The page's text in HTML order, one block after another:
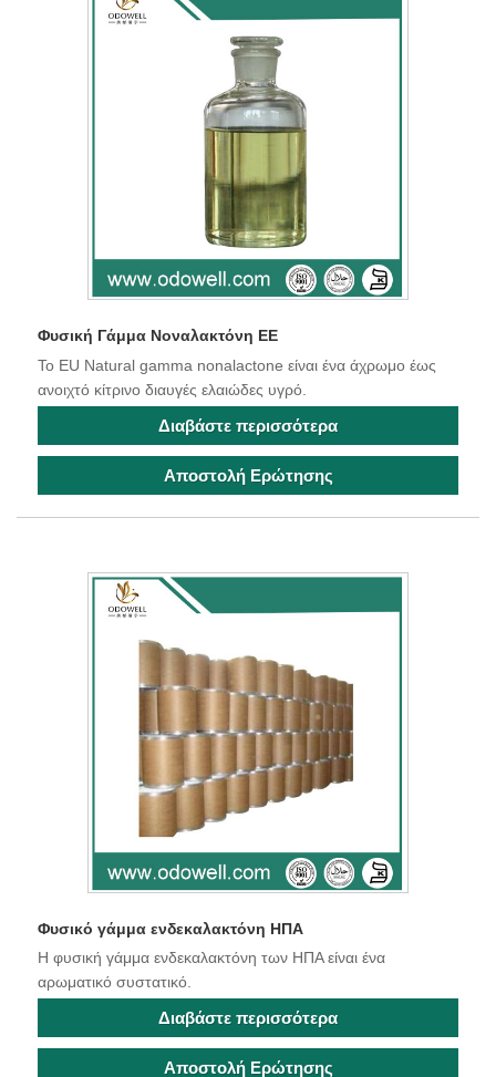
Φυσική Γάμμα Νοναλακτόνη ΕΕ
Το EU Natural gamma nonalactone είναι ένα άχρωμο έως
ανοιχτό κίτρινο διαυγές ελαιώδες υγρό.
Διαβάστε περισσότερα
Αποστολή Ερώτησης
Φυσικό γάμμα ενδεκαλακτόνη ΗΠΑ
Η φυσική γάμμα ενδεκαλακτόνη των ΗΠΑ είναι ένα
αρωματικό συστατικό.
Διαβάστε περισσότερα
Αποστολή Ερώτησης